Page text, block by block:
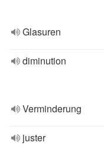
Glasuren
diminution
Verminderung
juster